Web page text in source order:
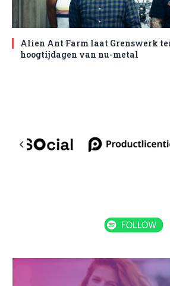
Alien Ant Farm laat Grenswerk
hoogtijdagen van nu-metal